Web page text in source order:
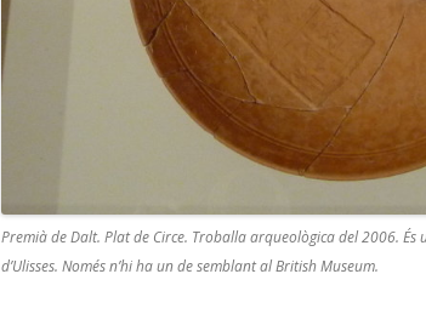
Premià de Dalt. Plat de Circe. Troballa arqueològica del 2006. És
d’Ulisses. Només n’hi ha un de semblant al British Museum.